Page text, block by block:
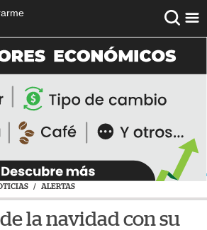
/ ALERTAS
la navidad con su